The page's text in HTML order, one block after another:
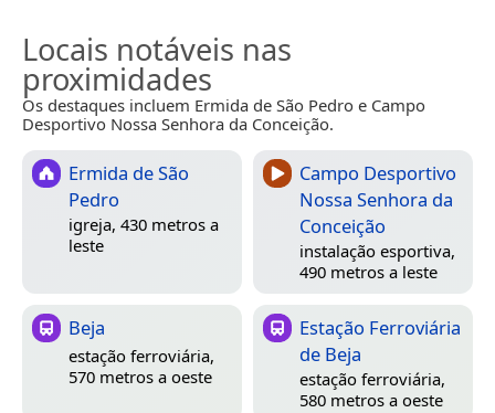
Locais notáveis nas
proximidades
Os destaques incluem Ermida de São Pedro e Campo
Desportivo Nossa Senhora da Conceição.
Ermida de São
Pedro
igreja, 430 metros a
leste
Campo Desportivo
Nossa Senhora da
Conceição
instalação esportiva,
490 metros a leste
Beja
estação ferroviária,
570 metros a oeste
Estação Ferroviária
de Beja
estação ferroviária,
580 metros a oeste